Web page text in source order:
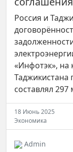
Россия и
«Инфотэк», на
Таджикистана
составлял
18 Июнь 2025
Экономика
Admin